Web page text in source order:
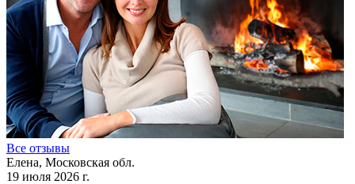
Все отзывы
Елена, Московская обл.
19 июля 2026 г.